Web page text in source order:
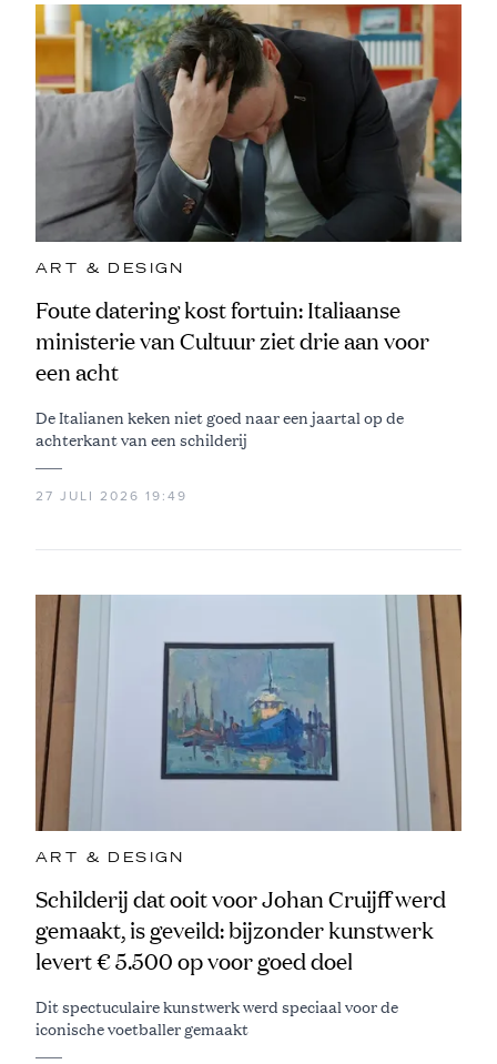
ART & DESIGN
Foute datering kost fortuin: Italiaanse
ministerie van Cultuur ziet drie aan voor
een acht
De Italianen keken niet goed naar een jaartal op de
achterkant van een schilderij
27 JULI 2026 19:49
ART & DESIGN
Schilderij dat ooit voor Johan Cruijff werd
gemaakt, is geveild: bijzonder kunstwerk
levert € 5.500 op voor goed doel
Dit spectuculaire kunstwerk werd speciaal voor de
iconische voetballer gemaakt